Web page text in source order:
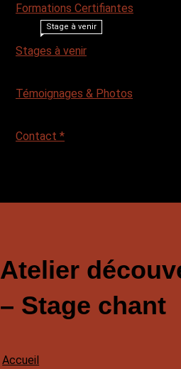
Formations Certifiantes
Stages à venir
Stage à venir
Témoignages & Photos
Contact *
Atelier
– Stage chant
Accueil